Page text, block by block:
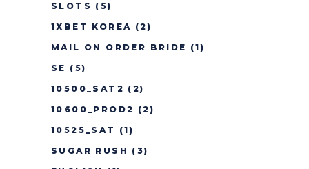
SLOTS (5)
1XBET KOREA (2)
MAIL ON ORDER BRIDE (1)
SE (5)
10500_SAT2 (2)
10600_PROD2 (2)
10525_SAT
(1)
SUGAR RUSH (3)